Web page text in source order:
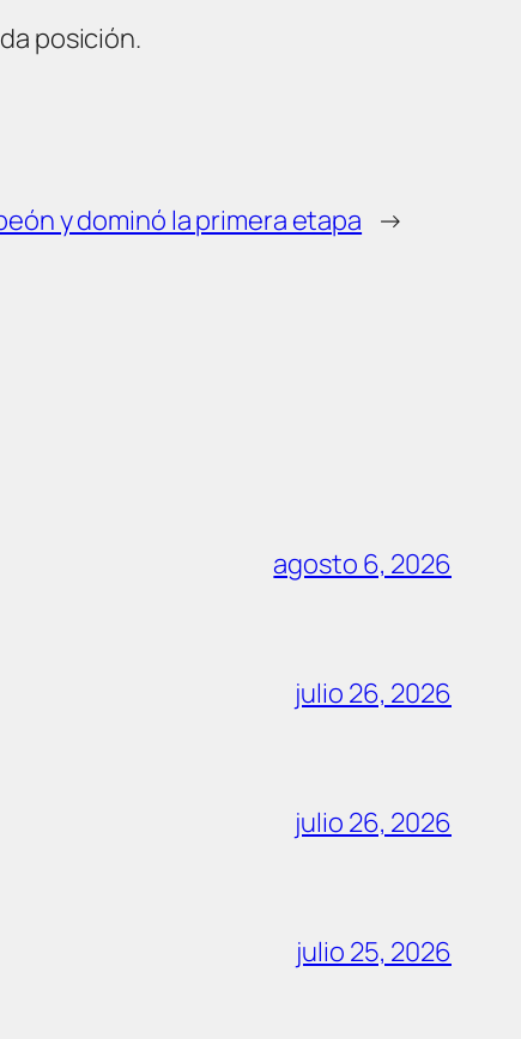
posición.
y dominó la primera etapa →
agosto 6, 2026
julio 26, 2026
julio 26, 2026
julio 25, 2026